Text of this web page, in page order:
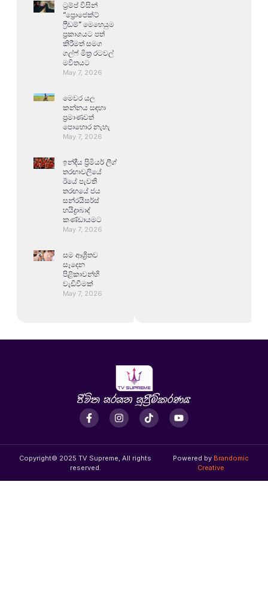
ට්‍රම්ප් විසින්
“ප්‍රොජෙක්ට්
ෆ්‍රීඩම්” මෙහෙයුම
ප්‍රකාශයට පත්
කිරීමත් සමග
ගල්ෆ් මිත්‍ර රටවල්
මවිතයට
May 7, 2026
මෙවර යල
කන්නය සඳහා
ප්‍රමාණවත්
පොහොර නැහැ
May 7, 2026
ඉන්දීය ප්‍රිමියර් ලීග්
තරඟාවලියේ
ඊයේ පැවති
තරඟයේ ජය
සන්රයිසර්ස්
හයිද්‍රාබාද්
කණ්ඩායමට
May 7, 2026
සම ආශ්‍රිතව
සෑදෙන
පිළිකාවන්හි
වැඩිවීමක්
May 7, 2026
Copyright© 2025 TV Supreme, All rights
reserved.
Powered by Brandomic
Creative